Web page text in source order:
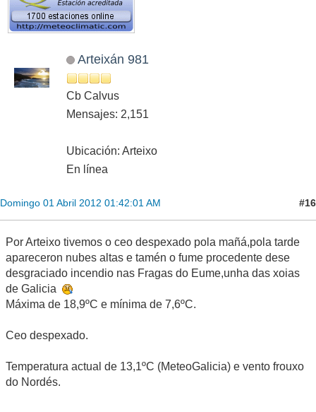
Arteixán 981
Cb Calvus
Mensajes: 2,151
Ubicación: Arteixo
En línea
Domingo 01 Abril 2012 01:42:01 AM #16
Por Arteixo tivemos o ceo despexado pola mañá,pola tarde
apareceron nubes altas e tamén o fume procedente dese
desgraciado incendio nas Fragas do Eume,unha das xoias
de Galicia
Máxima de 18,9ºC e mínima de 7,6ºC.
Ceo despexado.
Temperatura actual de 13,1ºC (MeteoGalicia) e vento frouxo
do Nordés.